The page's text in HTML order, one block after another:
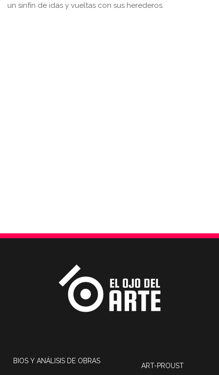
un sinfín de idas y vueltas con sus herederos.
BIOS Y ANÁLISIS DE OBRAS
ART-PROUST